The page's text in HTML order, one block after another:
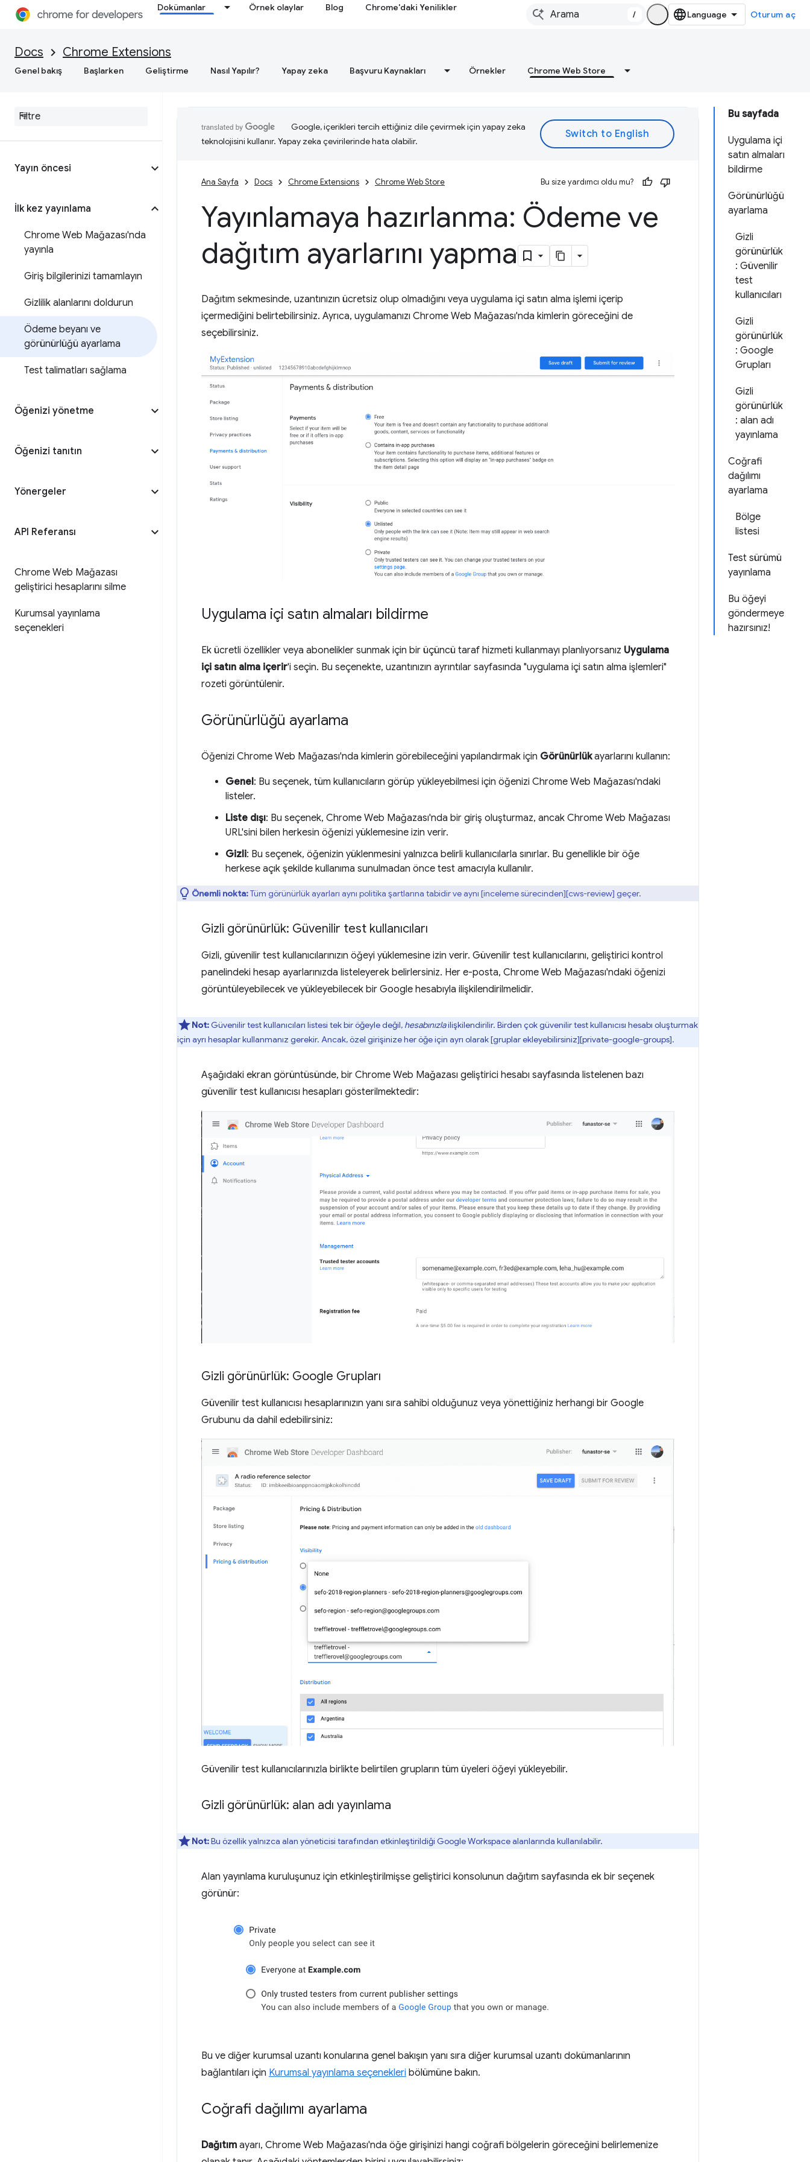
Dokümanlar Örnek olaylar Blog Chrome'daki Yenilikler
/ Oturum aç
Docs Chrome Extensions
Genel bakış Başlarken Geliştirme Nasıl Yapılır? Yapay zeka Başvuru Kaynakları Örnekler Chrome Web Store
Yayın öncesi
İlk kez yayınlama
Chrome Web Mağazası'nda
yayınla
Giriş bilgilerinizi tamamlayın
Gizlilik alanlarını doldurun
Ödeme beyanı ve
görünürlüğü ayarlama
Test talimatları sağlama
Öğenizi yönetme
Öğenizi tanıtın
Yönergeler
API Referansı
Chrome Web Mağazası
geliştirici hesaplarını silme
Kurumsal yayınlama
seçenekleri
Bu sayfada
Uygulama içi
satın almaları
bildirme
Görünürlüğü
ayarlama
Gizli
görünürlük
: Güvenilir
test
kullanıcıları
Gizli
görünürlük
: Google
Grupları
Gizli
görünürlük
: alan adı
yayınlama
Coğrafi
dağılımı
ayarlama
Bölge
listesi
Test sürümü
yayınlama
Bu öğeyi
göndermeye
hazırsınız!
Google, içerikleri tercih ettiğiniz dile çevirmek için yapay zeka
teknolojisini kullanır. Yapay zeka çevirilerinde hata olabilir.
Ana Sayfa Docs Chrome Extensions Chrome Web Store Bu size yardımcı oldu mu?
Yayınlamaya hazırlanma: Ödeme ve
dağıtım ayarlarını yapma
Dağıtım sekmesinde, uzantınızın ücretsiz olup olmadığını veya uygulama içi satın alma işlemi içerip
içermediğini belirtebilirsiniz. Ayrıca, uygulamanızı Chrome Web Mağazası'nda kimlerin göreceğini de
seçebilirsiniz.
Uygulama içi satın almaları bildirme
Ek ücretli özellikler veya abonelikler sunmak için bir üçüncü taraf hizmeti kullanmayı planlıyorsanız Uygulama
içi satın alma içerir'i seçin. Bu seçenekte, uzantınızın ayrıntılar sayfasında "uygulama içi satın alma işlemleri"
rozeti görüntülenir.
Görünürlüğü ayarlama
Öğenizi Chrome Web Mağazası'nda kimlerin görebileceğini yapılandırmak için Görünürlükayarlarını kullanın:
Genel: Bu seçenek, tüm kullanıcıların görüp yükleyebilmesi için öğenizi Chrome Web Mağazası'ndaki
listeler.
Liste dışı: Bu seçenek, Chrome Web Mağazası'nda bir giriş oluşturmaz, ancak Chrome Web Mağazası
URL'sini bilen herkesin öğenizi yüklemesine izin verir.
Gizli: Bu seçenek, öğenizin yüklenmesini yalnızca belirli kullanıcılarla sınırlar. Bu genellikle bir öğe
herkese açık şekilde kullanıma sunulmadan önce test amacıyla kullanılır.
Önemli nokta:Tüm görünürlük ayarları aynı politika şartlarına tabidir ve aynı [inceleme sürecinden][cws-review] geçer.
Gizli görünürlük: Güvenilir test kullanıcıları
Gizli, güvenilir test kullanıcılarınızın öğeyi yüklemesine izin verir. Güvenilir test kullanıcılarını, geliştirici kontrol
panelindeki hesap ayarlarınızda listeleyerek belirlersiniz. Her e-posta, Chrome Web Mağazası'ndaki öğenizi
görüntüleyebilecek ve yükleyebilecek bir Google hesabıyla ilişkilendirilmelidir.
Not: Güvenilir test kullanıcıları listesi tek bir öğeyle değil, hesabınızlailişkilendirilir. Birden çok güvenilir test kullanıcısı hesabı oluşturmak
için ayrı hesaplar kullanmanız gerekir. Ancak, özel girişinize her öğe için ayrı olarak [gruplar ekleyebilirsiniz][private-google-groups].
Aşağıdaki ekran görüntüsünde, bir Chrome Web Mağazası geliştirici hesabı sayfasında listelenen bazı
güvenilir test kullanıcısı hesapları gösterilmektedir:
Gizli görünürlük: Google Grupları
Güvenilir test kullanıcısı hesaplarınızın yanı sıra sahibi olduğunuz veya yönettiğiniz herhangi bir Google
Grubunu da dahil edebilirsiniz:
Güvenilir test kullanıcılarınızla birlikte belirtilen grupların tüm üyeleri öğeyi yükleyebilir.
Gizli görünürlük: alan adı yayınlama
Not:Bu özellik yalnızca alan yöneticisi tarafından etkinleştirildiği Google Workspace alanlarında kullanılabilir.
Alan yayınlama kuruluşunuz için etkinleştirilmişse geliştirici konsolunun dağıtım sayfasında ek bir seçenek
görünür:
Bu ve diğer kurumsal uzantı konularına genel bakışın yanı sıra diğer kurumsal uzantı dokümanlarının
bağlantıları için Kurumsal yayınlama seçenekleri bölümüne bakın.
Coğrafi dağılımı ayarlama
Dağıtım ayarı, Chrome Web Mağazası'nda öğe girişinizi hangi coğrafi bölgelerin göreceğini belirlemenize